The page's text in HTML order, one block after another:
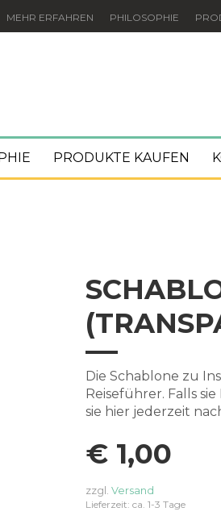
MEHR ERFAHREN PHILOSOPHIE
PRODUKTE KAUFEN
Die Schablone zu
Reiseführer. Falls
sie hier jederzeit
€ 1,00
zzgl. Versand
Lieferzeit: ca. 1-3 Tage